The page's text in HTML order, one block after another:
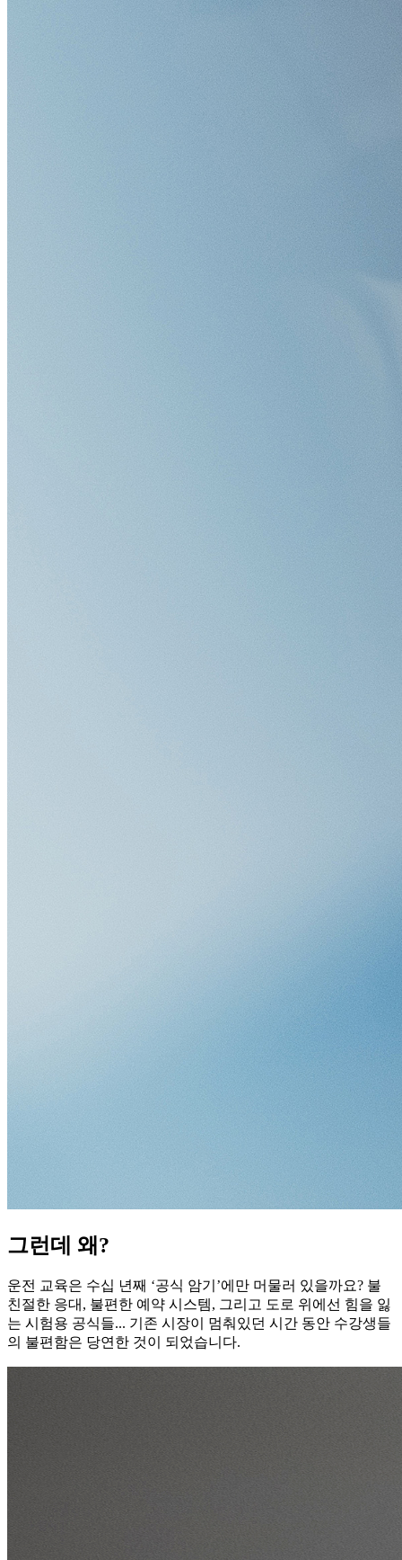
그런데 왜?
운전 교육은 수십 년째 ‘공식 암기’에만 머물러 있을까요? 불
친절한 응대, 불편한 예약 시스템, 그리고 도로 위에선 힘을 잃
는 시험용 공식들... 기존 시장이 멈춰있던 시간 동안 수강생들
의 불편함은 당연한 것이 되었습니다.